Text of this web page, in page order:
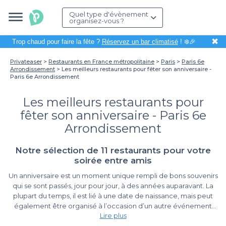
Quel type d'évènement
organisez-vous ?
Trop chaud pour faire la fête ? Réservez un bar climatisé! ❄️🎉 ✖
Privateaser Restaurants en France métropolitaine Paris
Paris 6e
Arrondissement
Les meilleurs restaurants pour fêter son anniversaire -
Paris 6e Arrondissement
Les meilleurs restaurants pour
fêter son anniversaire - Paris 6e
Arrondissement
Notre sélection de 11 restaurants pour votre
soirée entre amis
Un anniversaire est un moment unique rempli de bons souvenirs
qui se sont passés, jour pour jour, à des années auparavant. La
plupart du temps, il est lié à une date de naissance, mais peut
également être organisé à l’occasion d’un autre événement
top restaurant pour un anniversaire dans le 6
Lire plus